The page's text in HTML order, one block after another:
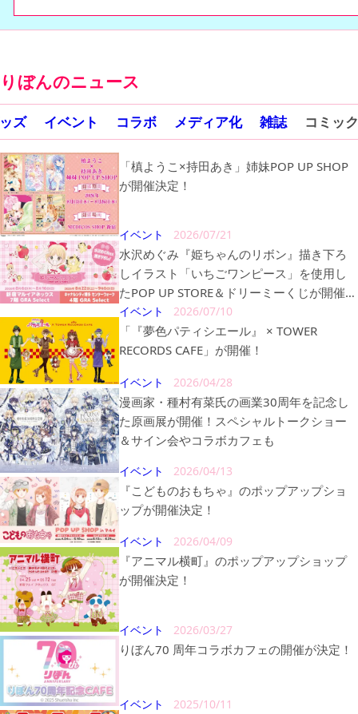
りぼんのニュース
ズ イベント コラボ メディア化 雑誌 コミッ
「槙ようこ×持田あき」姉妹POP UP SHOP
が開催決定！
イベント 2026/07/21
水沢めぐみ『姫ちゃんのリボン』描き下ろ
しイラスト「いちごワンピース」を使用し
たPOP UP STORE＆ドリーミーくじが開催決
定！
イベント 2026/07/10
「『夢色パティシエール』 × TOWER
RECORDS CAFE」が開催！
イベント 2026/04/28
漫画家・種村有菜氏の画業30周年を記念し
た原画展が開催！スペシャルトークショー
＆サイン会やコラボカフェも
イベント 2026/04/13
『こどものおもちゃ』のポップアップショ
ップが開催決定！
イベント 2026/04/09
『アニマル横町』のポップアップショップ
が開催決定！
イベント 2026/03/27
りぼん70 周年コラボカフェの開催が決定！
イベント 2025/10/11